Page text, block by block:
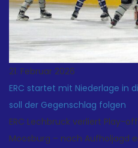
21. Februar 2026
ERC startet mit Niederlage in
soll der Gegenschlag folgen
ERC Lechbruck verliert Play-
Moosburg – nach Aufholjagd